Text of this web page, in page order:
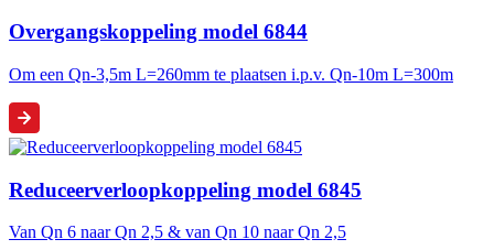
Overgangskoppeling model 6844
Om een Qn-3,5m L=260mm te plaatsen i.p.v. Qn-10m L=300m
Reduceerverloopkoppeling model 6845
Van Qn 6 naar Qn 2,5 & van Qn 10 naar Qn 2,5